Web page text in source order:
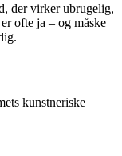
der virker ubrugelig,
ofte ja – og måske
kunstneriske